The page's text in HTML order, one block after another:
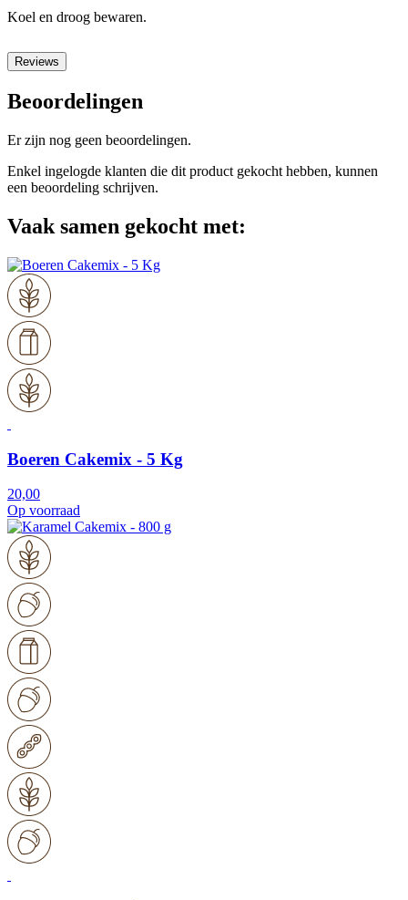
Koel en droog bewaren.
Reviews
Beoordelingen
Er zijn nog geen beoordelingen.
Enkel ingelogde klanten die dit product gekocht hebben, kunnen
een beoordeling schrijven.
Vaak samen gekocht met:
Boeren Cakemix - 5 Kg
20,00
Op voorraad